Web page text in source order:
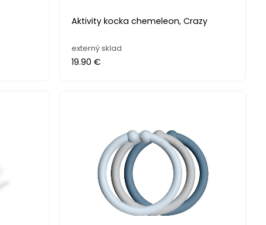
Aktivity kocka chemeleon, Crazy
externý sklad
19.90 €